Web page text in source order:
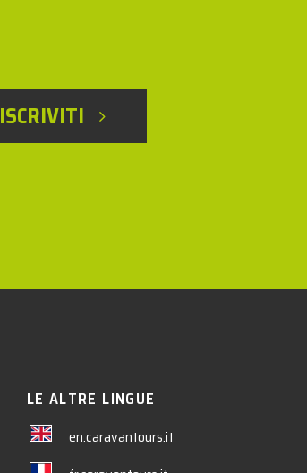
ISCRIVITI
LE ALTRE LINGUE
en.caravantours.it